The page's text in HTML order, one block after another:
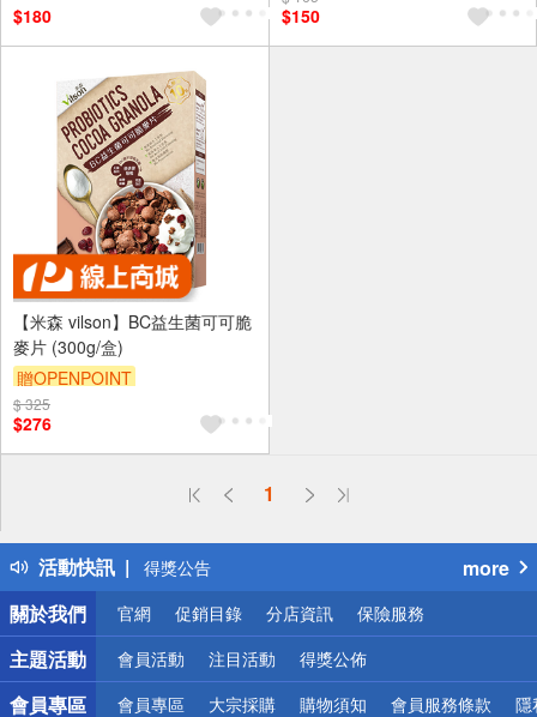
$180
$150
【米森 vilson】BC益生菌可可脆
麥片 (300g/盒)
贈OPENPOINT
$ 325
$276
1
活動快訊
偏遠地區配送
得獎公告
熱門話題
銀行優惠
偏遠地區配送
詐騙網頁！請小心！
more
關於我們
官網 促銷目錄 分店資訊 保險服務
主題活動 會員活動 注目活動 得獎公佈
會員專區 會員專區 大宗採購 購物須知 會員服務條款 隱